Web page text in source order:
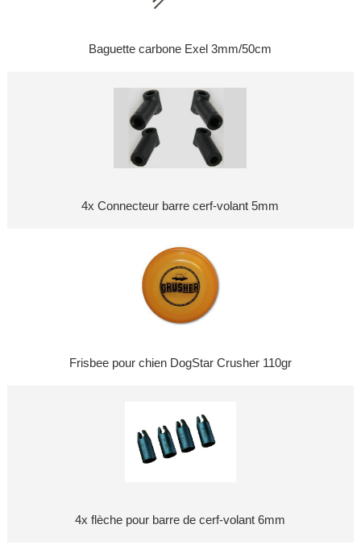
Baguette carbone Exel 3mm/50cm
4x Connecteur barre cerf-volant 5mm
Frisbee pour chien DogStar Crusher 110gr
4x flèche pour barre de cerf-volant 6mm